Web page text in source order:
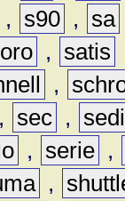
, s90 , sa
, satis
,
, sec ,
, serie ,
,